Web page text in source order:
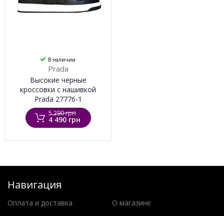
В наличии
Prada
Высокие черные
кроссовки с нашивкой
Prada 27776-1
5 290 грн
4 490 грн
Навигация
Оплата и доставка О магазине